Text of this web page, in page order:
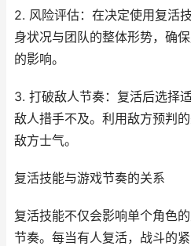
2. 风险评估：在决定使用复活
身状况与团队的整体形势，确
的影响。
3. 打破敌人节奏：复活后选择
敌人措手不及。利用敌方预判
敌方士气。
复活技能与游戏节奏的关系
复活技能不仅会影响单个角色
节奏。每当有人复活，战斗的